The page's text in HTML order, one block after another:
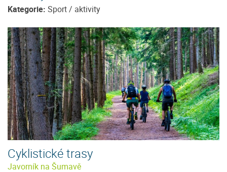
Kategorie: Sport / aktivity
Cyklistické trasy
Javorník na Šumavě